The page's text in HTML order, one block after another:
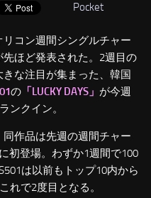
Pocket
リコン週間シングルチャー
先ほど発表された。2週目の
きな注目が集まった、韓国
の 「LUCKY DAYS」 が今週
ンクイン。
同作品は先週の週間チャー
初登場。わずか1週間で100
は以前もトップ10内から
れで2度目となる。